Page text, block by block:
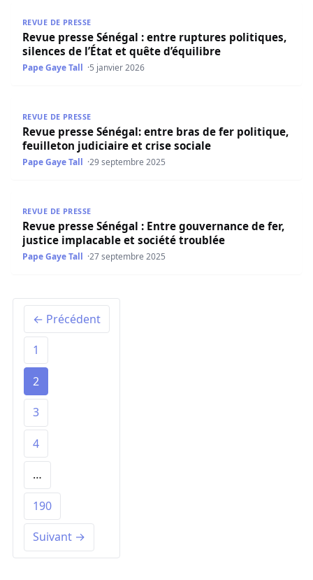
REVUE DE PRESSE
Revue presse Sénégal : entre ruptures politiques,
silences de l’État et quête d’équilibre
Pape Gaye Tall 5 janvier 2026
REVUE DE PRESSE
Revue presse Sénégal: entre bras de fer politique,
feuilleton judiciaire et crise sociale
Pape Gaye Tall 29 septembre 2025
REVUE DE PRESSE
Revue presse Sénégal : Entre gouvernance de fer,
justice implacable et société troublée
Pape Gaye Tall 27 septembre 2025
← Précédent
1
2
3
4
…
190
Suivant →